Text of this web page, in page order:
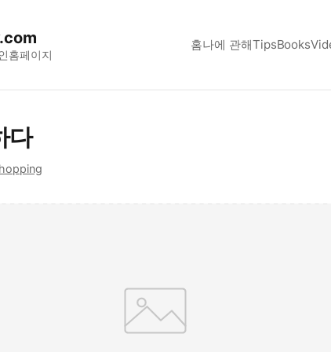
홈페이지
홈나에 관해TipsBooks
다